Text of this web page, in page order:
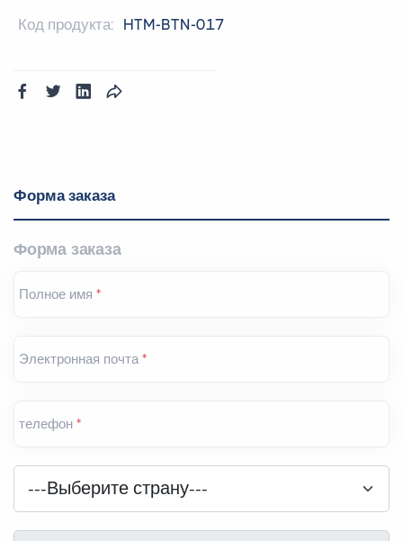
Код продукта: HTM-BTN-017
Форма заказа
Форма заказа
Полное имя *
Электронная почта*
телефон *
---Выберите страну---